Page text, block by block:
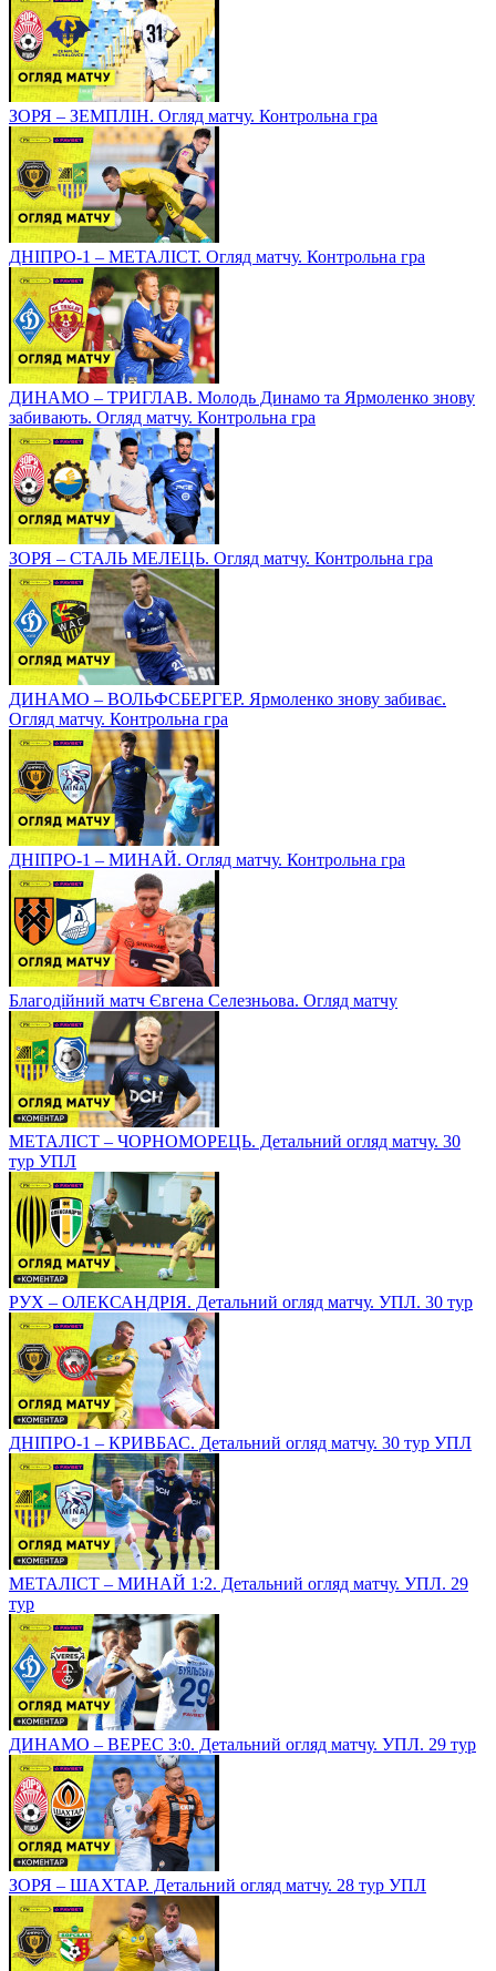
ЗОРЯ – ЗЕМПЛІН. Огляд матчу. Контрольна гра
ДНІПРО-1 – МЕТАЛІСТ. Огляд матчу. Контрольна гра
ДИНАМО – ТРИГЛАВ. Молодь Динамо та Ярмоленко знову
забивають. Огляд матчу. Контрольна гра
ЗОРЯ – СТАЛЬ МЕЛЕЦЬ. Огляд матчу. Контрольна гра
ДИНАМО – ВОЛЬФСБЕРГЕР. Ярмоленко знову забиває.
Огляд матчу. Контрольна гра
ДНІПРО-1 – МИНАЙ. Огляд матчу. Контрольна гра
Благодійний матч Євгена Селезньова. Огляд матчу
МЕТАЛІСТ – ЧОРНОМОРЕЦЬ. Детальний огляд матчу. 30
тур УПЛ
РУХ – ОЛЕКСАНДРІЯ. Детальний огляд матчу. УПЛ. 30 тур
ДНІПРО-1 – КРИВБАС. Детальний огляд матчу. 30 тур УПЛ
МЕТАЛІСТ – МИНАЙ 1:2. Детальний огляд матчу. УПЛ. 29
тур
ДИНАМО – ВЕРЕС 3:0. Детальний огляд матчу. УПЛ. 29 тур
ЗОРЯ – ШАХТАР. Детальний огляд матчу. 28 тур УПЛ